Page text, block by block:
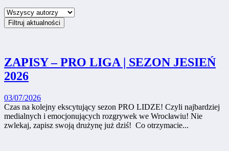
Filtruj aktualności
ZAPISY – PRO LIGA | SEZON JESIEŃ
2026
03/07/2026
Czas na kolejny ekscytujący sezon PRO LIDZE! Czyli najbardziej
medialnych i emocjonujących rozgrywek we Wrocławiu! Nie
zwlekaj, zapisz swoją drużynę już dziś! Co otrzymacie...